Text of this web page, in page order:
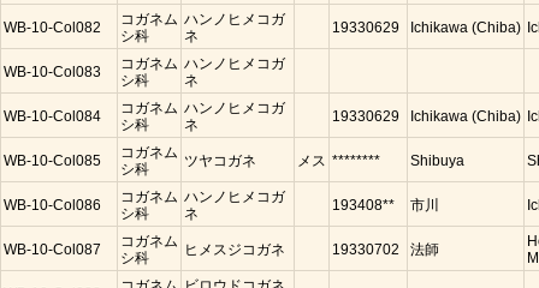
WB-10-Col082
コガネム
シ科
ハンノヒメコガ
ネ
19330629 Ichikawa (Chiba)
WB-10-Col083
コガネム
シ科
ハンノヒメコガ
ネ
WB-10-Col084
コガネム
シ科
ハンノヒメコガ
ネ
19330629 Ichikawa (Chiba)
WB-10-Col085
コガネム
シ科
ツヤコガネ メス ******** Shibuya
WB-10-Col086
コガネム
シ科
ハンノヒメコガ
ネ
193408** 市川
WB-10-Col087
コガネム
シ科
ヒメスジコガネ 19330702 法師